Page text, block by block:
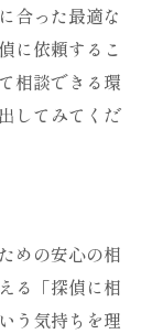
準
応策
の探偵利用
る方法
合った最適な
に依頼するこ
相談できる環
してみてくだ
めの安心の相
る「探偵に相
う気持ちを理